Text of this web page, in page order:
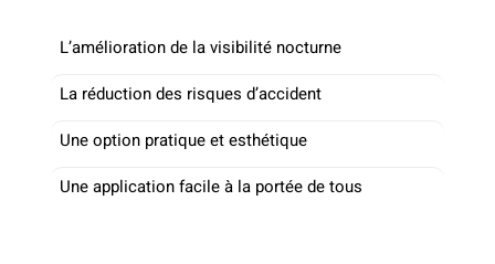
L’amélioration de la visibilité nocturne
La réduction des risques d’accident
Une option pratique et esthétique
Une application facile à la portée de tous